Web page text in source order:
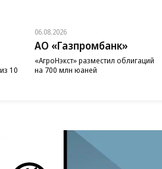
10
06.08.2026
АО «Газпромбанк»
«АгроНэкст» разместил облигаций
на 700 млн юаней